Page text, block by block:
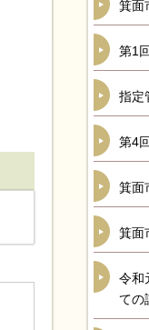
箕面
第1
指定
第4
箕面
箕面
令和
ての